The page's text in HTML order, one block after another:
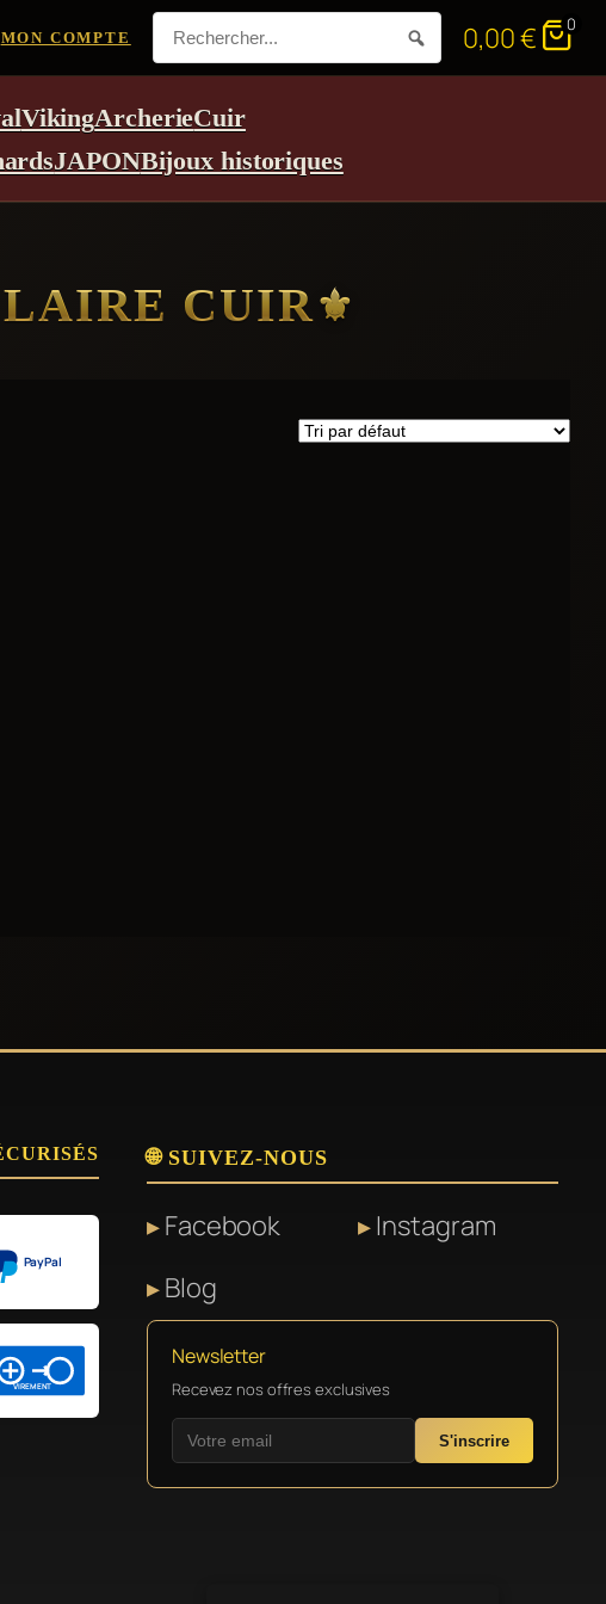
MON COMPTE 0,00€ 0
VikingArcherieCuir
JAPONBijoux historiques
CUIR
PayPal
VIREMENT
🌐 SUIVEZ-NOUS
Facebook
Instagram
Blog
Newsletter
Recevez nos offres exclusives
S'inscrire